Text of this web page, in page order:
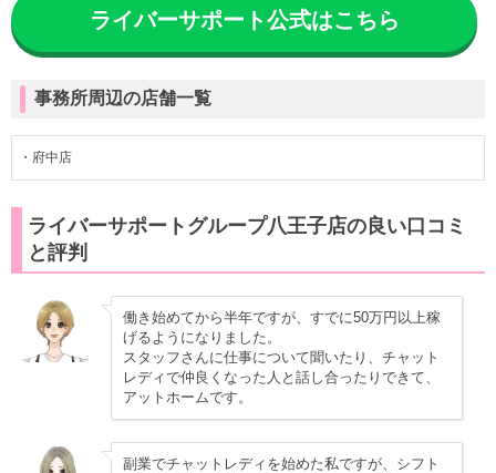
ライバーサポート公式はこちら
事務所周辺の店舗一覧
・府中店
ライバーサポートグループ八王子店の良い口コミ
と評判
働き始めてから半年ですが、すでに50万円以上稼
げるようになりました。
スタッフさんに仕事について聞いたり、チャット
レディで仲良くなった人と話し合ったりできて、
アットホームです。
副業でチャットレディを始めた私ですが、シフト